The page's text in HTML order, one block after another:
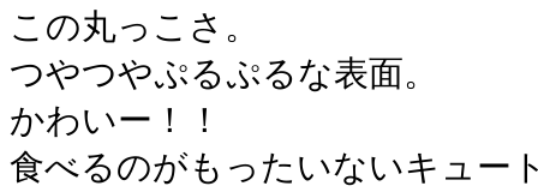
この丸っこさ。
つやつやぷるぷるな表面。
かわいー！！
食べるのがもったいないキュー